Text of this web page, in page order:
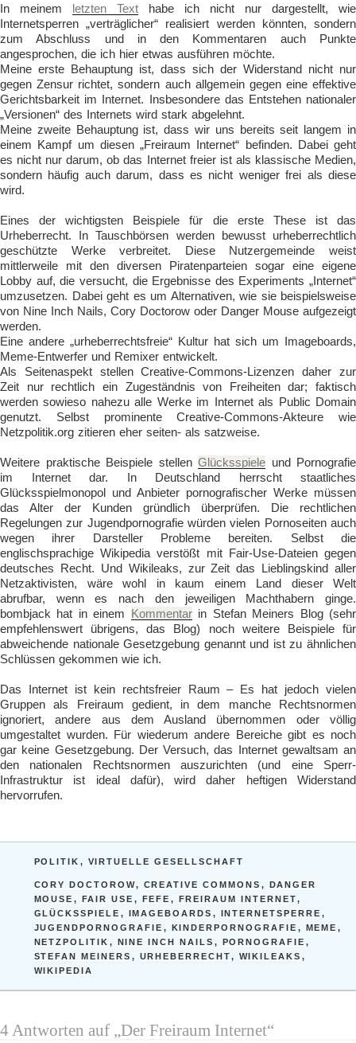
In meinem letzten Text habe ich nicht nur dargestellt, wie
Internetsperren „verträglicher“ realisiert werden könnten, sondern
zum Abschluss und in den Kommentaren auch Punkte
angesprochen, die ich hier etwas ausführen möchte.
Meine erste Behauptung ist, dass sich der Widerstand nicht nur
gegen Zensur richtet, sondern auch allgemein gegen eine effektive
Gerichtsbarkeit im Internet. Insbesondere das Entstehen nationaler
„Versionen“ des Internets wird stark abgelehnt.
Meine zweite Behauptung ist, dass wir uns bereits seit langem in
einem Kampf um diesen „Freiraum Internet“ befinden. Dabei geht
es nicht nur darum, ob das Internet freier ist als klassische Medien,
sondern häufig auch darum, dass es nicht weniger frei als diese
wird.
Eines der wichtigsten Beispiele für die erste These ist das
Urheberrecht. In Tauschbörsen werden bewusst urheberrechtlich
geschützte Werke verbreitet. Diese Nutzergemeinde weist
mittlerweile mit den diversen Piratenparteien sogar eine eigene
Lobby auf, die versucht, die Ergebnisse des Experiments „Internet“
umzusetzen. Dabei geht es um Alternativen, wie sie beispielsweise
von Nine Inch Nails, Cory Doctorow oder Danger Mouse aufgezeigt
werden.
Eine andere „urheberrechtsfreie“ Kultur hat sich um Imageboards,
Meme-Entwerfer und Remixer entwickelt.
Als Seitenaspekt stellen Creative-Commons-Lizenzen daher zur
Zeit nur rechtlich ein Zugeständnis von Freiheiten dar; faktisch
werden sowieso nahezu alle Werke im Internet als Public Domain
genutzt. Selbst prominente Creative-Commons-Akteure wie
Netzpolitik.org zitieren eher seiten- als satzweise.
Weitere praktische Beispiele stellen Glücksspiele und Pornografie
im Internet dar. In Deutschland herrscht staatliches
Glücksspielmonopol und Anbieter pornografischer Werke müssen
das Alter der Kunden gründlich überprüfen. Die rechtlichen
Regelungen zur Jugendpornografie würden vielen Pornoseiten auch
wegen ihrer Darsteller Probleme bereiten. Selbst die
englischsprachige Wikipedia verstößt mit Fair-Use-Dateien gegen
deutsches Recht. Und Wikileaks, zur Zeit das Lieblingskind aller
Netzaktivisten, wäre wohl in kaum einem Land dieser Welt
abrufbar, wenn es nach den jeweiligen Machthabern ginge.
bombjack hat in einem Kommentarin Stefan Meiners Blog (sehr
empfehlenswert übrigens, das Blog) noch weitere Beispiele für
abweichende nationale Gesetzgebung genannt und ist zu ähnlichen
Schlüssen gekommen wie ich.
Das Internet ist kein rechtsfreier Raum – Es hat jedoch vielen
Gruppen als Freiraum gedient, in dem manche Rechtsnormen
ignoriert, andere aus dem Ausland übernommen oder völlig
umgestaltet wurden. Für wiederum andere Bereiche gibt es noch
gar keine Gesetzgebung. Der Versuch, das Internet gewaltsam an
den nationalen Rechtsnormen auszurichten (und eine Sperr-
Infrastruktur ist ideal dafür), wird daher heftigen Widerstand
hervorrufen.
KATEGORIEN
POLITIK , VIRTUELLE GESELLSCHAFT
SCHLAGWÖRTER
CORY DOCTOROW, CREATIVE COMMONS ,
DANGER
MOUSE , FAIR USE , FEFE , FREIRAUM INTERNET,
GLÜCKSSPIELE , IMAGEBOARDS , INTERNETSPERRE ,
JUGENDPORNOGRAFIE , KINDERPORNOGRAFIE , MEME ,
NETZPOLITIK , NINE INCH NAILS , PORNOGRAFIE ,
STEFAN MEINERS , URHEBERRECHT, WIKILEAKS ,
WIKIPEDIA
4 Antworten auf „Der Freiraum Internet“